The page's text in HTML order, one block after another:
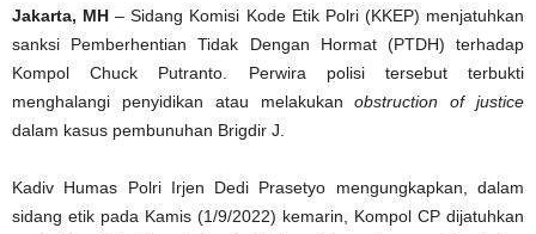
Jakarta, MH– Sidang Komisi Kode Etik Polri (KKEP) menjatuhkan
sanksi Pemberhentian Tidak Dengan Hormat (PTDH) terhadap
Kompol Chuck Putranto. Perwira polisi tersebut terbukti
menghalangi penyidikan atau melakukanobstruction of justice
dalam kasus pembunuhan Brigdir J.
Kadiv Humas Polri Irjen Dedi Prasetyo mengungkapkan, dalam
sidang etik pada Kamis (1/9/2022) kemarin, Kompol CP dijatuhkan